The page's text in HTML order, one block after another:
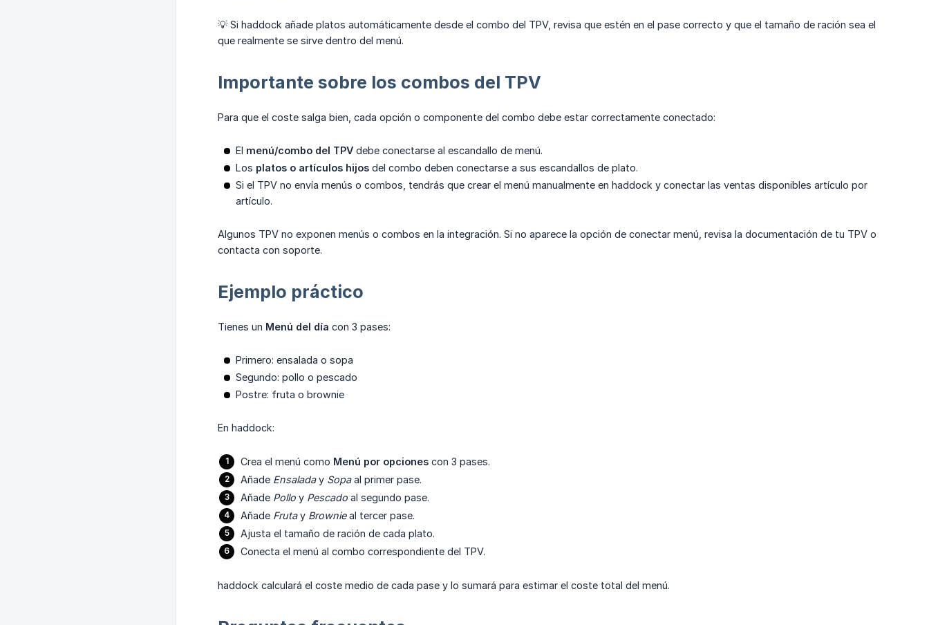
💡 Si haddock añade platos automáticamente desde el combo del TPV, revisa que estén en el pase correcto y que el tamaño de ración sea el
que realmente se sirve dentro del menú.
Importante sobre los combos del TPV
Para que el coste salga bien, cada opción o componente del combo debe estar correctamente conectado:
El menú/combo del TPV debe conectarse al escandallo de menú.
Los platos o artículos hijos del combo deben conectarse a sus escandallos de plato.
Si el TPV no envía menús o combos, tendrás que crear el menú manualmente en haddock y conectar las ventas disponibles artículo por
artículo.
Algunos TPV no exponen menús o combos en la integración. Si no aparece la opción de conectar menú, revisa la documentación de tu TPV o
contacta con soporte.
Ejemplo práctico
Tienes un Menú del día con 3 pases:
Primero: ensalada o sopa
Segundo: pollo o pescado
Postre: fruta o brownie
En haddock:
Crea el menú como Menú por opciones con 3 pases.
Añade Ensaladay Sopaal primer pase.
Añade Pollo y Pescado al segundo pase.
Añade Frutay Brownieal tercer pase.
Ajusta el tamaño de ración de cada plato.
Conecta el menú al combo correspondiente del TPV.
haddock calculará el coste medio de cada pase y lo sumará para estimar el coste total del menú.